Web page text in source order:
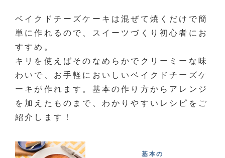
ベイクドチーズケーキは混ぜて焼くだけで簡
単に作れるので、スイーツづくり初心者にお
すすめ。
キリを使えばそのなめらかでクリーミーな味
わいで、お手軽においしいベイクドチーズケ
ーキが作れます。基本の作り方からアレンジ
を加えたものまで、わかりやすいレシピをご
紹介します！
基本の